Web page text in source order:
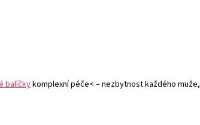
balíčkykomplexní péče< – nezbytnost každého